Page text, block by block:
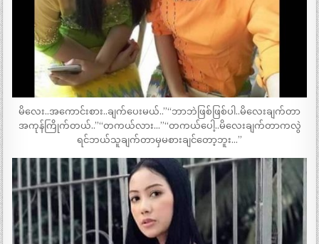
မိလေး..အကောင်းစား..ချက်ပေးမယ်..”“ဘာဘဲဖြစ်ဖြစ်ပါ..မိလေးချက်တာ
အကုန်ကြိုက်တယ်..”“တကယ်လား…”“တကယ်ပေါ့..မိလေးချက်တာကလွဲ
ရင်ဘယ်သူချက်တာမှမစားချင်တော့ဘူး…”